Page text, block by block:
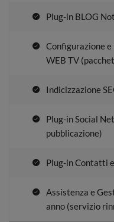
Plug-in BLOG
Configurazione
WEB TV
Indicizzazione
Plug-in Social
pubblicazione)
Plug-in Contatti
Assistenza e
anno (servizio